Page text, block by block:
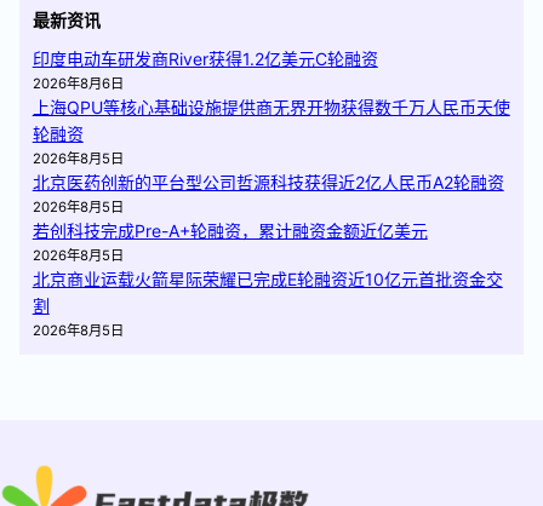
最新资讯
印度电动车研发商River获得1.2亿美元C轮融资
2026年8月6日
上海QPU等核心基础设施提供商无界开物获得数千万人民币天使
轮融资
2026年8月5日
北京医药创新的平台型公司哲源科技获得近2亿人民币A2轮融资
2026年8月5日
若创科技完成Pre-A+轮融资，累计融资金额近亿美元
2026年8月5日
北京商业运载火箭星际荣耀已完成E轮融资近10亿元首批资金交
割
2026年8月5日